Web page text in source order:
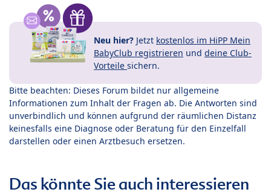
Neu hier? Jetzt kostenlos im HiPP Mein
BabyClub registrieren und deine Club-
Vorteile sichern.
Bitte beachten: Dieses Forum bildet nur allgemeine
Informationen zum Inhalt der Fragen ab. Die Antworten sind
unverbindlich und können aufgrund der räumlichen Distanz
keinesfalls eine Diagnose oder Beratung für den Einzelfall
darstellen oder einen Arztbesuch ersetzen.
Das könnte Sie auch interessieren